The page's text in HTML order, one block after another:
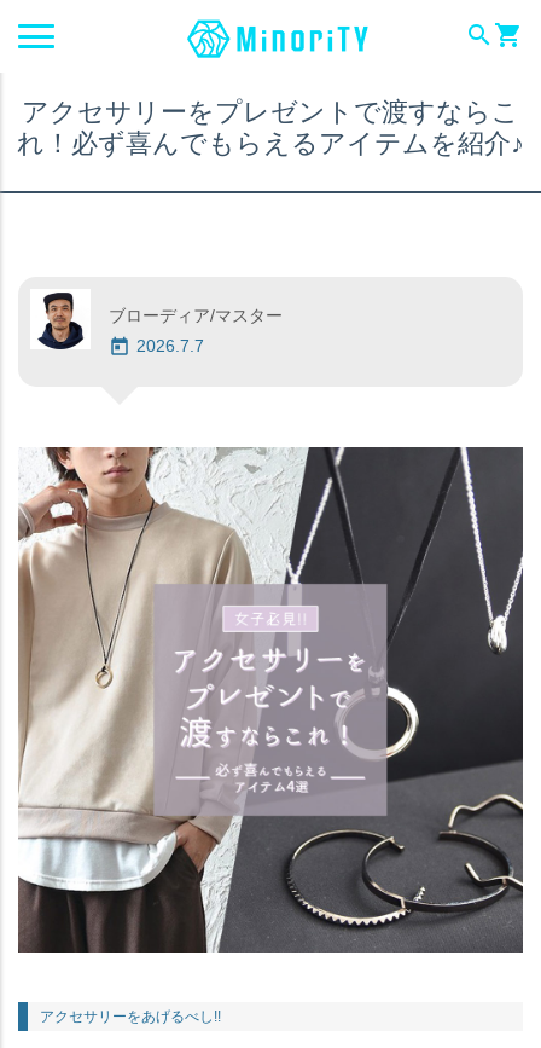
searchshopping_cart
アクセサリーをプレゼントで渡すならこ
れ！必ず喜んでもらえるアイテムを紹介♪
ブローディア/マスター
2026.7.7
アクセサリーをあげるべし!!